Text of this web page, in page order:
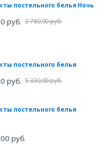
постельного белья Ночь
руб. 2 780,00 руб.
постельного белья
руб. 5 330,00 руб.
постельного белья
руб.